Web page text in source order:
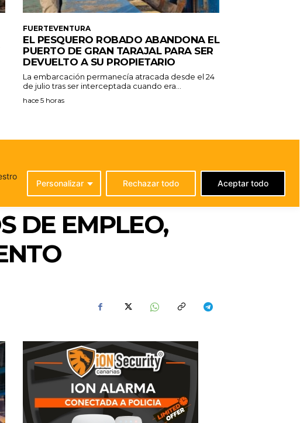
FUERTEVENTURA
EL PESQUERO ROBADO ABANDONA EL
PUERTO DE GRAN TARAJAL PARA SER
DEVUELTO A SU PROPIETARIO
La embarcación permanecía atracada desde el 24
de julio tras ser interceptada cuando era...
hace 5 horas